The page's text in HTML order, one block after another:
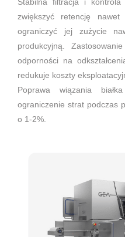
zwiększyć retencję
ograniczyć jej zużycie
produkcyjną.
odporności na
redukuje koszty
Poprawa wiązania
ograniczenie strat podczas
o 1-2%.